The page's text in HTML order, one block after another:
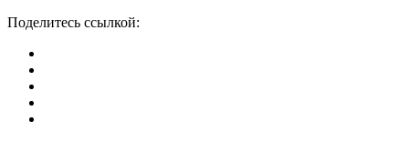
Поделитесь ссылкой: